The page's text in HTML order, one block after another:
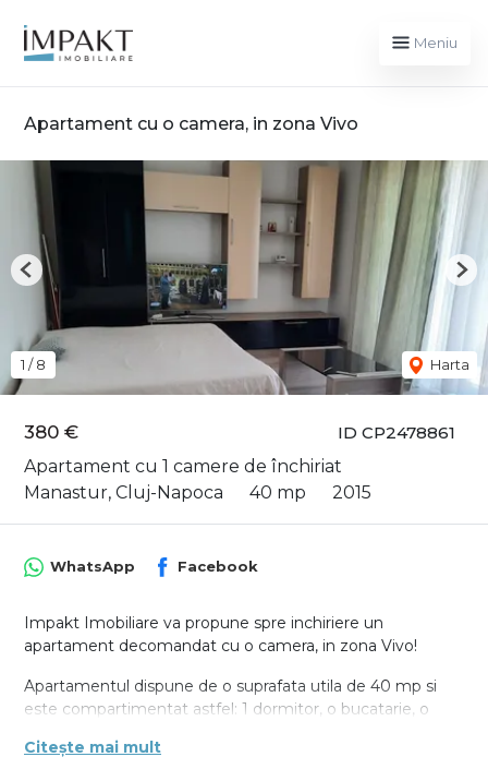
Meniu
Apartament cu o camera, in zona Vivo
ID CP2478861
380 €
Apartament cu 1 camere de închiriat
Manastur, Cluj-Napoca
40 mp 2015
1 /8 Harta
Previous
WhatsApp Facebook
Impakt Imobiliare va propune spre inchiriere un
apartament decomandat cu o camera, in zona Vivo!
Apartamentul dispune de o suprafata utila de 40 mp si
este compartimentat astfel: 1 dormitor, o bucatarie, o
al unui imobil cu 4 etaje constructie noua si dotat cu
Citește mai mult